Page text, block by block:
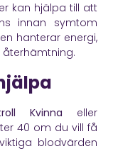
kan hjälpa till att
innan symtom
hanterar energi,
återhämtning.
Kvinna eller
40 om du vill få
blodvärden